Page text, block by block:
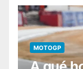
MOTOGP